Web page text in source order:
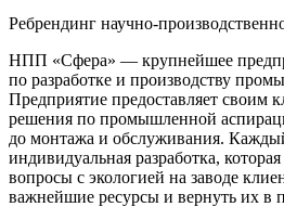
Ребрендинг научно-
НПП «Сфера» — крупнейшее
по разработке и производству
Предприятие предоставляет своим
решения по промышленной
до монтажа и обслуживания.
индивидуальная разработка,
вопросы с экологией на заводе
важнейшие ресурсы и вернуть их в